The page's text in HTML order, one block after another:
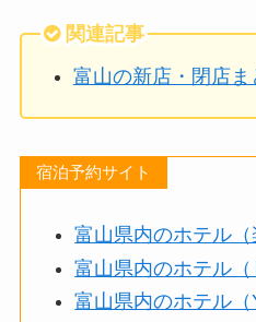
関連記事
富山の新店・閉店ま
宿泊予約サイト
富山県内のホテル（
富山県内のホテル（
富山県内のホテル（